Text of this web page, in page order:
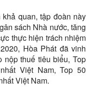
quan, tập đoàn này
sách Nhà nước, tăng
thực hiện trách nhiệm
Hòa Phát đã vinh
nộp thuế tiêu biểu, Top
Việt Nam, Top 50
Việt Nam.